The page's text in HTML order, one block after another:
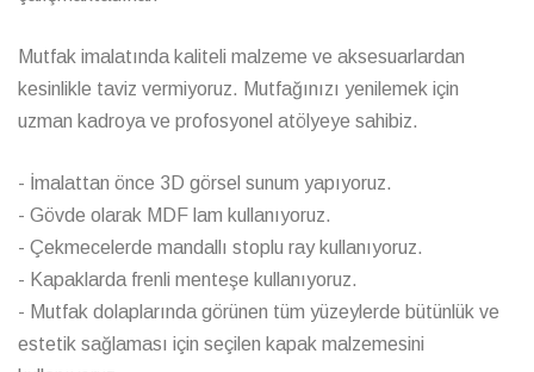
Mutfak imalatında kaliteli malzeme ve aksesuarlardan
kesinlikle taviz vermiyoruz. Mutfağınızı yenilemek için
uzman kadroya ve profosyonel atölyeye sahibiz.
- İmalattan önce 3D görsel sunum yapıyoruz.
- Gövde olarak MDF lam kullanıyoruz.
- Çekmecelerde mandallı stoplu ray kullanıyoruz.
- Kapaklarda frenli menteşe kullanıyoruz.
- Mutfak dolaplarında görünen tüm yüzeylerde bütünlük ve
estetik sağlaması için seçilen kapak malzemesini